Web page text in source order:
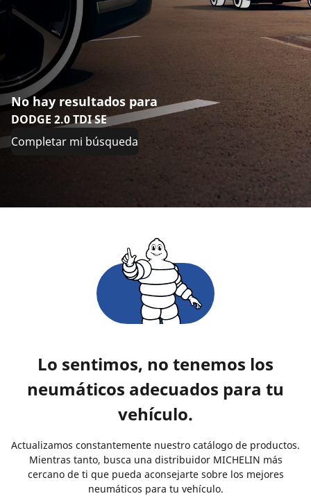
No hay resultados para
DODGE 2.0 TDI SE
Completar mi búsqueda
Lo sentimos, no tenemos los
neumáticos adecuados para tu
vehículo.
Actualizamos constantemente nuestro catálogo de productos.
Mientras tanto, busca una distribuidor MICHELIN más
cercano de ti que pueda aconsejarte sobre los mejores
neumáticos para tu vehículo.